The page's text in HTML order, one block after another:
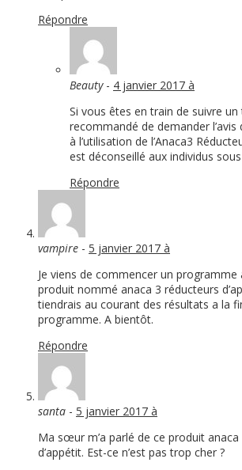
Répondre
Beauty- 4 janvier 2017 à
Si vous êtes en train de suivre
recommandé de demander l’avis
à l’utilisation de l’Anaca3
est déconseillé aux individus
Répondre
vampire - 5 janvier 2017 à
Je viens de commencer un programme
produit nommé anaca 3 réducteurs
tiendrais au courant des résultats a la
programme. A bientôt.
Répondre
santa - 5 janvier 2017 à
Ma sœur m’a parlé de ce produit
d’appétit. Est-ce n’est pas trop cher ?